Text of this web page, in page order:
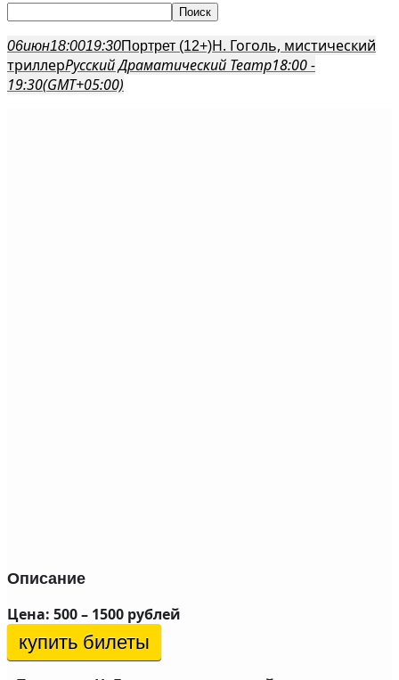
06июн18:0019:30Портрет (12+)Н. Гоголь, мистический
триллерРусский Драматический Театр18:00 -
19:30(GMT+05:00)
Описание
Цена: 500 – 1500 рублей
купить билеты